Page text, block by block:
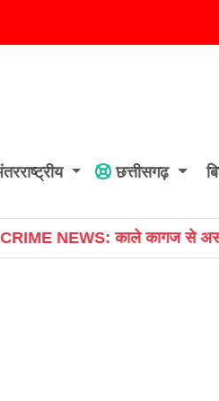
छत्तीसगढ़
नोट बनाने का झांसा,